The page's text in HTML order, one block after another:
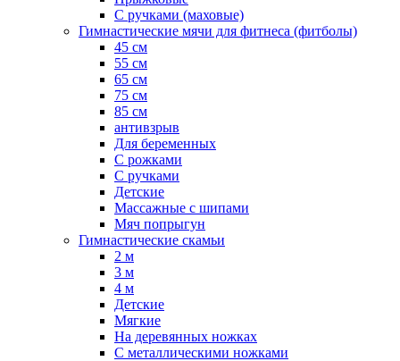
С ручками (маховые)
Гимнастические мячи для фитнеса (фитболы)
45 см
55 см
65 см
75 см
85 см
антивзрыв
Для беременных
С рожками
С ручками
Детские
Массажные с шипами
Мяч попрыгун
Гимнастические скамьи
2 м
3 м
4 м
Детские
Мягкие
На деревянных ножках
С металлическими ножками